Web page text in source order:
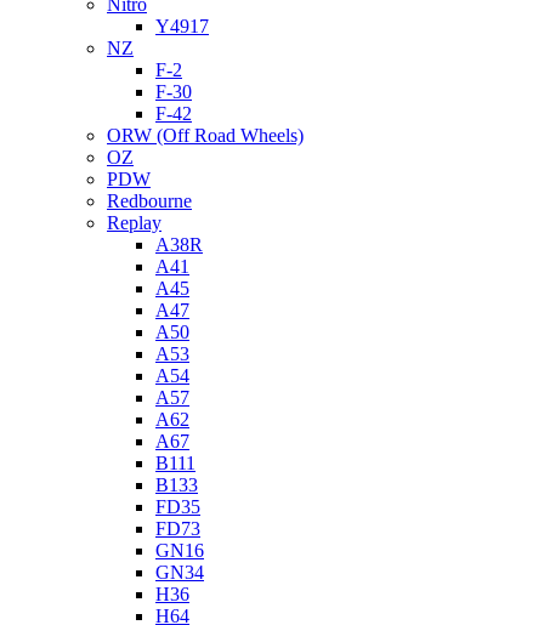
Nitro
Y4917
NZ
F-2
F-30
F-42
ORW (Off Road Wheels)
OZ
PDW
Redbourne
Replay
A38R
A41
A45
A47
A50
A53
A54
A57
A62
A67
B111
B133
FD35
FD73
GN16
GN34
H36
H64